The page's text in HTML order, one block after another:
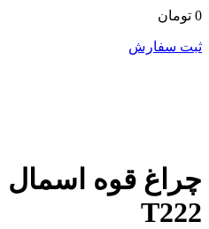
0 تومان
ثبت سفارش
T222